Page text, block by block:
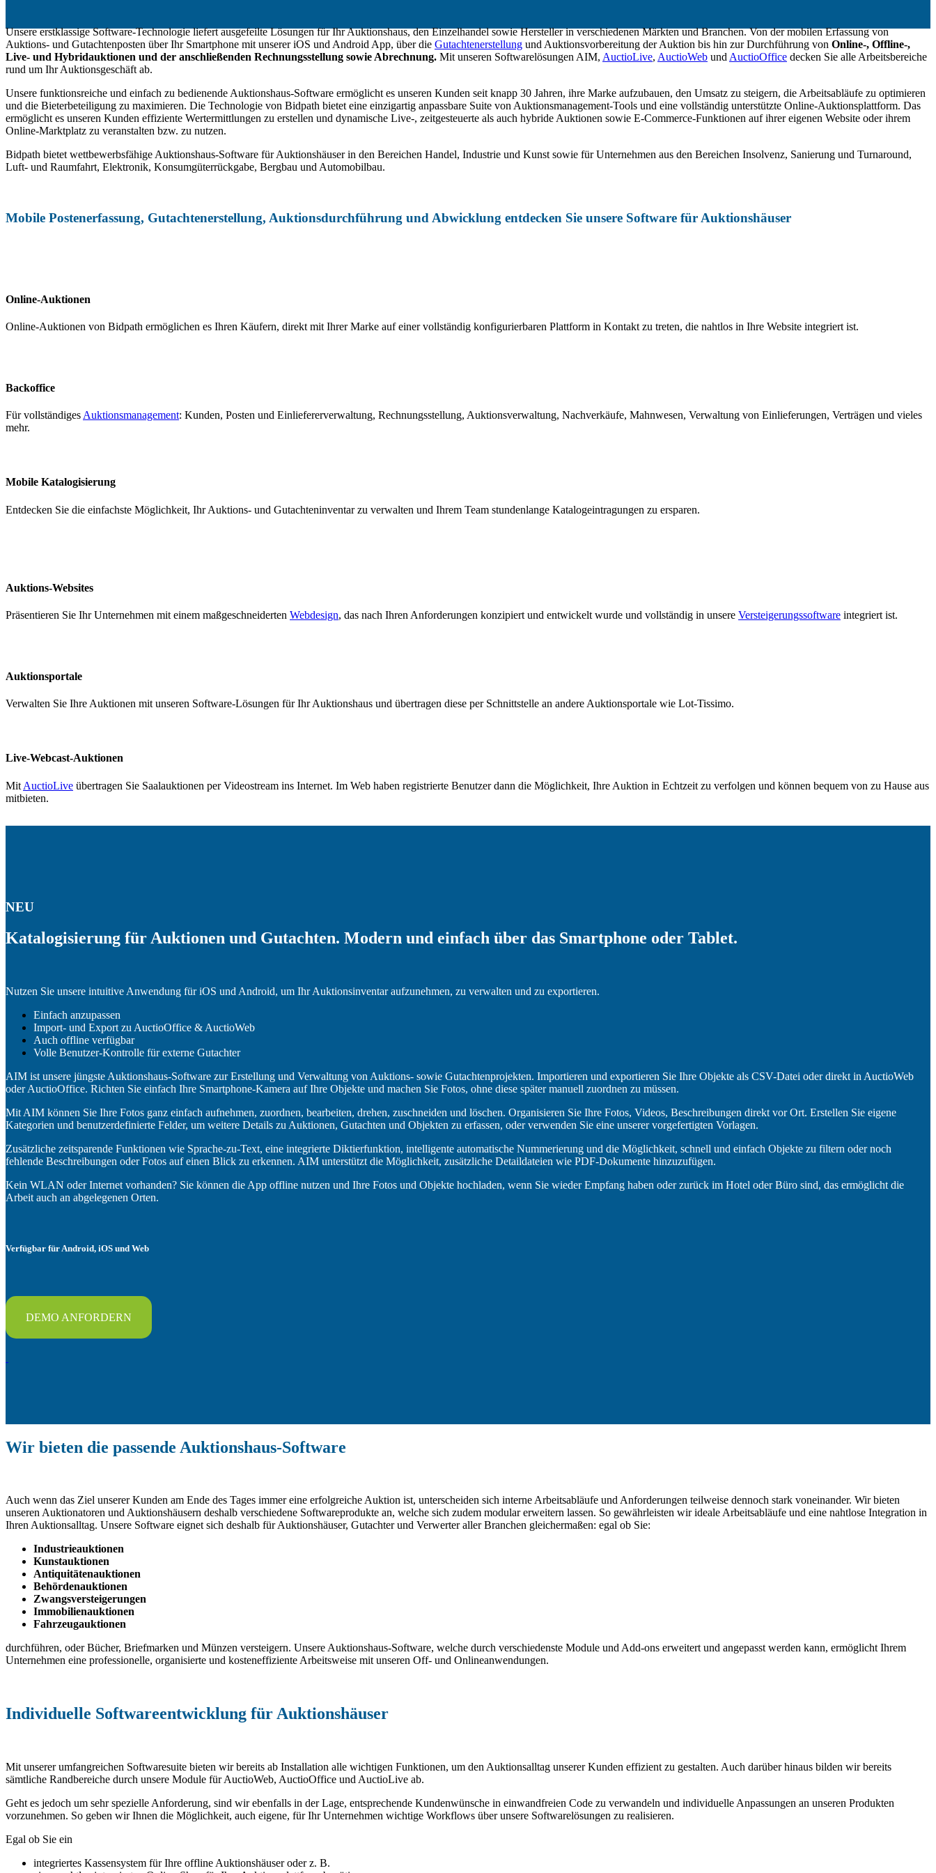
Unsere erstklassige Software-Technologie liefert ausgefeilte Lösungen für Ihr Auktionshaus, den Einzelhandel sowie Hersteller in verschiedenen Märkten und Branchen. Von der mobilen Erfassung von
Auktions- und Gutachtenposten über Ihr Smartphone mit unserer iOS und Android App, über die Gutachtenerstellung und Auktionsvorbereitung der Auktion bis hin zur Durchführung von Online-, Offline-,
Live- und Hybridauktionen und der anschließenden Rechnungsstellung sowie Abrechnung. Mit unseren Softwarelösungen AIM, AuctioLive, AuctioWeb und AuctioOffice decken Sie alle Arbeitsbereiche
rund um Ihr Auktionsgeschäft ab.
Unsere funktionsreiche und einfach zu bedienende Auktionshaus-Software ermöglicht es unseren Kunden seit knapp 30 Jahren, ihre Marke aufzubauen, den Umsatz zu steigern, die Arbeitsabläufe zu optimieren
und die Bieterbeteiligung zu maximieren. Die Technologie von Bidpath bietet eine einzigartig anpassbare Suite von Auktionsmanagement-Tools und eine vollständig unterstützte Online-Auktionsplattform. Das
ermöglicht es unseren Kunden effiziente Wertermittlungen zu erstellen und dynamische Live-, zeitgesteuerte als auch hybride Auktionen sowie E-Commerce-Funktionen auf ihrer eigenen Website oder ihrem
Online-Marktplatz zu veranstalten bzw. zu nutzen.
Bidpath bietet wettbewerbsfähige Auktionshaus-Software für Auktionshäuser in den Bereichen Handel, Industrie und Kunst sowie für Unternehmen aus den Bereichen Insolvenz, Sanierung und Turnaround,
Luft- und Raumfahrt, Elektronik, Konsumgüterrückgabe, Bergbau und Automobilbau.
Mobile Postenerfassung, Gutachtenerstellung, Auktionsdurchführung und Abwicklung entdecken Sie unsere Software für Auktionshäuser
Online-Auktionen
Online-Auktionen von Bidpath ermöglichen es Ihren Käufern, direkt mit Ihrer Marke auf einer vollständig konfigurierbaren Plattform in Kontakt zu treten, die nahtlos in Ihre Website integriert ist.
Backoffice
Für vollständiges Auktionsmanagement: Kunden, Posten und Einliefererverwaltung, Rechnungsstellung, Auktionsverwaltung, Nachverkäufe, Mahnwesen, Verwaltung von Einlieferungen, Verträgen und vieles
mehr.
Mobile Katalogisierung
Entdecken Sie die einfachste Möglichkeit, Ihr Auktions- und Gutachteninventar zu verwalten und Ihrem Team stundenlange Katalogeintragungen zu ersparen.
Auktions-Websites
Präsentieren Sie Ihr Unternehmen mit einem maßgeschneiderten Webdesign, das nach Ihren Anforderungen konzipiert und entwickelt wurde und vollständig in unsere Versteigerungssoftware integriert ist.
Auktionsportale
Verwalten Sie Ihre Auktionen mit unseren Software-Lösungen für Ihr Auktionshaus und übertragen diese per Schnittstelle an andere Auktionsportale wie Lot-Tissimo.
Live-Webcast-Auktionen
Mit AuctioLive übertragen Sie Saalauktionen per Videostream ins Internet. Im Web haben registrierte Benutzer dann die Möglichkeit, Ihre Auktion in Echtzeit zu verfolgen und können bequem von zu Hause aus
mitbieten.
NEU
Katalogisierung für Auktionen und Gutachten. Modern und einfach über das Smartphone oder Tablet.
Nutzen Sie unsere intuitive Anwendung für iOS und Android, um Ihr Auktionsinventar aufzunehmen, zu verwalten und zu exportieren.
Einfach anzupassen
Import- und Export zu AuctioOffice & AuctioWeb
Auch offline verfügbar
Volle Benutzer-Kontrolle für externe Gutachter
AIM ist unsere jüngste Auktionshaus-Software zur Erstellung und Verwaltung von Auktions- sowie Gutachtenprojekten. Importieren und exportieren Sie Ihre Objekte als CSV-Datei oder direkt in AuctioWeb
oder AuctioOffice. Richten Sie einfach Ihre Smartphone-Kamera auf Ihre Objekte und machen Sie Fotos, ohne diese später manuell zuordnen zu müssen.
Mit AIM können Sie Ihre Fotos ganz einfach aufnehmen, zuordnen, bearbeiten, drehen, zuschneiden und löschen. Organisieren Sie Ihre Fotos, Videos, Beschreibungen direkt vor Ort. Erstellen Sie eigene
Kategorien und benutzerdefinierte Felder, um weitere Details zu Auktionen, Gutachten und Objekten zu erfassen, oder verwenden Sie eine unserer vorgefertigten Vorlagen.
Zusätzliche zeitsparende Funktionen wie Sprache-zu-Text, eine integrierte Diktierfunktion, intelligente automatische Nummerierung und die Möglichkeit, schnell und einfach Objekte zu filtern oder noch
fehlende Beschreibungen oder Fotos auf einen Blick zu erkennen. AIM unterstützt die Möglichkeit, zusätzliche Detaildateien wie PDF-Dokumente hinzuzufügen.
Kein WLAN oder Internet vorhanden? Sie können die App offline nutzen und Ihre Fotos und Objekte hochladen, wenn Sie wieder Empfang haben oder zurück im Hotel oder Büro sind, das ermöglicht die
Arbeit auch an abgelegenen Orten.
Verfügbar für Android, iOS und Web
DEMO ANFORDERN
Wir bieten die passende Auktionshaus-Software
Auch wenn das Ziel unserer Kunden am Ende des Tages immer eine erfolgreiche Auktion ist, unterscheiden sich interne Arbeitsabläufe und Anforderungen teilweise dennoch stark voneinander. Wir bieten
unseren Auktionatoren und Auktionshäusern deshalb verschiedene Softwareprodukte an, welche sich zudem modular erweitern lassen. So gewährleisten wir ideale Arbeitsabläufe und eine nahtlose Integration in
Ihren Auktionsalltag. Unsere Software eignet sich deshalb für Auktionshäuser, Gutachter und Verwerter aller Branchen gleichermaßen: egal ob Sie:
Industrieauktionen
Kunstauktionen
Antiquitätenauktionen
Behördenauktionen
Zwangsversteigerungen
Immobilienauktionen
Fahrzeugauktionen
durchführen, oder Bücher, Briefmarken und Münzen versteigern. Unsere Auktionshaus-Software, welche durch verschiedenste Module und Add-ons erweitert und angepasst werden kann, ermöglicht Ihrem
Unternehmen eine professionelle, organisierte und kosteneffiziente Arbeitsweise mit unseren Off- und Onlineanwendungen.
Individuelle Softwareentwicklung für Auktionshäuser
Mit unserer umfangreichen Softwaresuite bieten wir bereits ab Installation alle wichtigen Funktionen, um den Auktionsalltag unserer Kunden effizient zu gestalten. Auch darüber hinaus bilden wir bereits
sämtliche Randbereiche durch unsere Module für AuctioWeb, AuctioOffice und AuctioLive ab.
Geht es jedoch um sehr spezielle Anforderung, sind wir ebenfalls in der Lage, entsprechende Kundenwünsche in einwandfreien Code zu verwandeln und individuelle Anpassungen an unseren Produkten
vorzunehmen. So geben wir Ihnen die Möglichkeit, auch eigene, für Ihr Unternehmen wichtige Workflows über unsere Softwarelösungen zu realisieren.
Egal ob Sie ein
integriertes Kassensystem für Ihre offline Auktionshäuser oder z. B.